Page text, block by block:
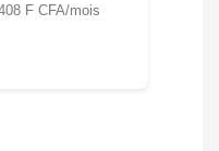
F CFA/mois